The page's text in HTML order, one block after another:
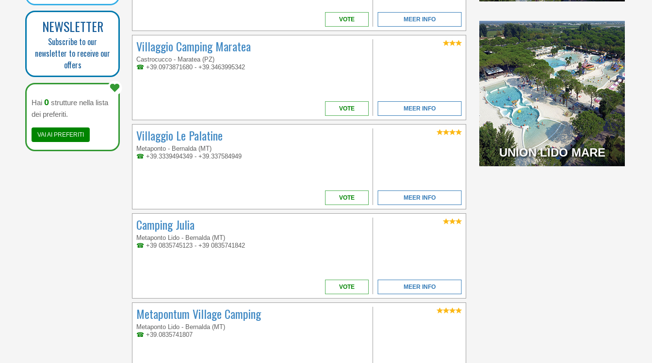
NEWSLETTER
Subscribe to our
newsletter to receive our
offers
Hai 0 strutture nella lista
dei preferiti.
VAI AI PREFERITI
VOTE MEER INFO
Villaggio Camping Maratea
Castrocucco - Maratea (PZ)
☎ +39.0973871680 - +39.3463995342
VOTE MEER INFO
Villaggio Le Palatine
Metaponto - Bernalda (MT)
☎ +39.3339494349 - +39.337584949
VOTE MEER INFO
Camping Julia
Metaponto Lido - Bernalda (MT)
☎ +39 0835745123 - +39 0835741842
VOTE MEER INFO
Metapontum Village Camping
Metaponto Lido - Bernalda (MT)
☎ +39.0835741807
WELCOME TO THE
FIRST 5 STAR CAMPING
UNION LIDO MARE